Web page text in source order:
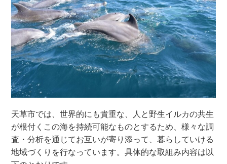
天草市では、世界的にも貴重な、人と野生イルカの共生
が根付くこの海を持続可能なものとするため、様々な調
査・分析を通じてお互いが寄り添って、暮らしていける
地域づくりを行なっています。具体的な取組み内容は以